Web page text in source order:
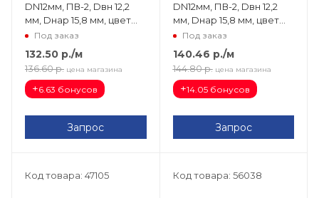
DN12мм, ПВ-2, Dвн 12,2
мм, Dнар 15,8 мм, цвет
чёрный PA601216F2
Под заказ
132.50 р./м
136.60 р. цена магазина
+6.63 бонусов
Запрос
DN12мм, ПВ-2, Dвн 12,2
мм, Dнар 15,8 мм, цвет
чёрный, с протяжкой
Под заказ
140.46 р./м
144.80 р. цена магазина
+14.05 бонусов
Запрос
Код товара: 47105 Код товара: 56038